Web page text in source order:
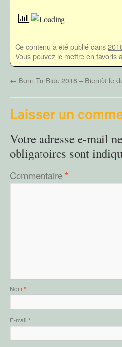
Ce contenu a été publié dans
Vous pouvez le mettre en favoris
← Born To Ride 2018 – Bientôt le
Laisser un
Votre adresse e-mail
obligatoires sont
Commentaire*
Nom *
E-mail *